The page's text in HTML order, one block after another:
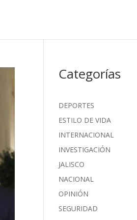
Categorías
DEPORTES
ESTILO DE VIDA
INTERNACIONAL
INVESTIGACIÓN
JALISCO
NACIONAL
OPINIÓN
SEGURIDAD